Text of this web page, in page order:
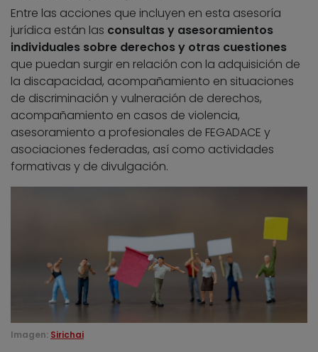
Entre las acciones que incluyen en esta asesoría
jurídica están las consultas y asesoramientos
individuales sobre derechos y otras cuestiones
que puedan surgir en relación con la adquisición de
la discapacidad, acompañamiento en situaciones
de discriminación y vulneración de derechos,
acompañamiento en casos de violencia,
asesoramiento a profesionales de FEGADACE y
asociaciones federadas, así como actividades
formativas y de divulgación.
Imagen: Sirichai